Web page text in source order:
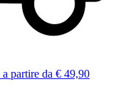
a partire da € 49,90